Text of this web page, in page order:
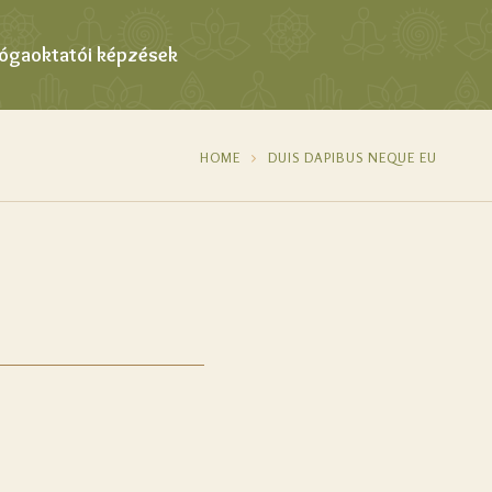
képzések
HOME DUIS DAPIBUS NEQUE EU